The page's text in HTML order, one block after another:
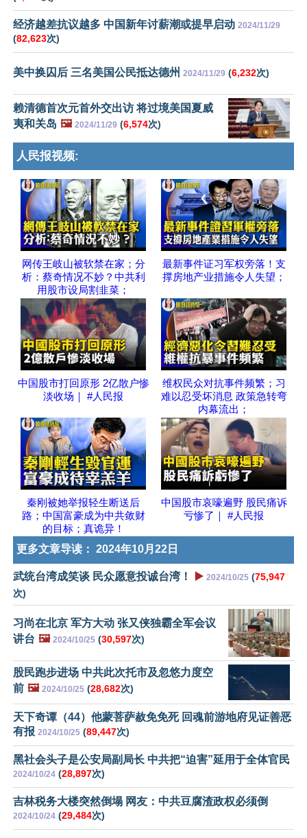
经济越差抗议越多 中国新年讨薪潮或提早启动 2024/11/29
(82,623次)
美中换囚后 三名美国公民抵达德州 2024/11/29 (6,232次)
赖清德首次元首外交出访 将过境美国夏威
夷和关岛 🖼️ 2024/11/29 (6,574次)
人民报视频:
网传王岐山被软禁在家；分
析：蔡奇情况不妙？中共利
用股市设局割韭菜；
最新事件证习军权旁落！支
撑房地产业措施令人失望；
中国股市打回原形 2亿散户惨
淡收场｜ #人民报
维权民众对抗事件频繁；习
难以忍受坏消息 政策急转弯
内幕流出；
秦刚被她举报轻生断送后
路；中国富豪成为中共敛财
的目标；真诡异！
中国股市哀嚎遍野 股民痛诉
亏惨了｜ #人民报
更多文章导读： 2024年10月22日
武统台湾成笑谈 民众愿意投诚台湾！ ▶️ 2024/10/25 (75,947
次)
习尚在北京 军方大动 张又侠独霸全军会议
讲台 🖼️ 2024/10/25 (30,597次)
股民跑步进场 中共此次托市及忽悠力度空
前 🖼️ 2024/10/25 (28,682次)
天下奇谭（44）他蒙菩萨赦免免死 回魂前游地府见证善恶
有报 2024/10/25 (89,447次)
黑社会头子是公安局副局长 中共把“迫害”延用于全体官民
2024/10/24 (28,897次)
吉林税务大楼突然倒塌 网友：中共豆腐渣政权必须倒
2024/10/24 (29,484次)